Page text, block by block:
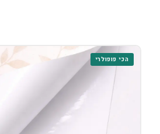
הכי פופולרי